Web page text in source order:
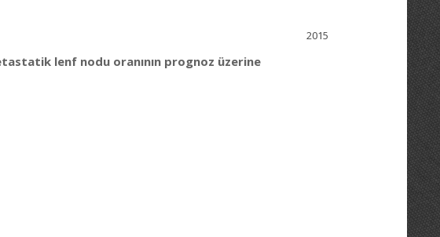
2015
lenf nodu oranının prognoz üzerine